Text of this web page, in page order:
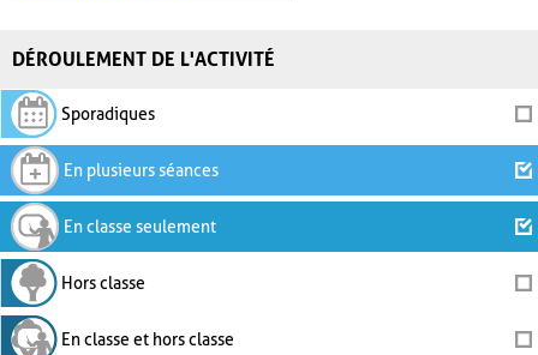
DÉROULEMENT DE L'ACTIVITÉ
Sporadiques
En plusieurs séances
En classe seulement
Hors classe
En classe et hors classe